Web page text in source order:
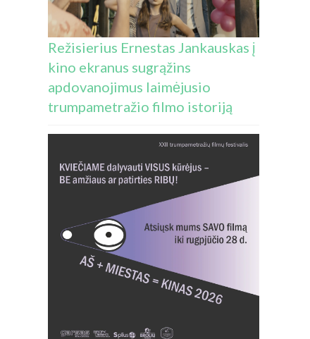
Režisierius Ernestas Jankauskas į
kino ekranus sugrąžins
apdovanojimus laimėjusio
trumpametražio filmo istoriją